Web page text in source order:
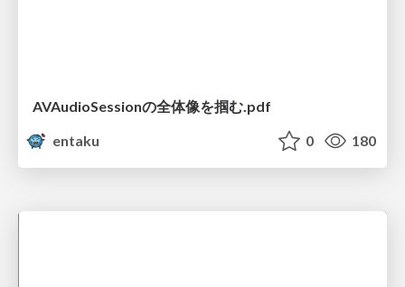
AVAudioSessionの全体像を掴む.pdf
entaku
0 180